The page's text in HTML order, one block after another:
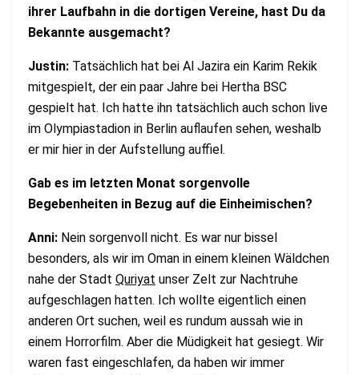
ihrer Laufbahn in die dortigen Vereine, hast Du da
Bekannte ausgemacht?
Justin: Tatsächlich hat bei Al Jazira ein Karim Rekik
mitgespielt, der ein paar Jahre bei Hertha BSC
gespielt hat. Ich hatte ihn tatsächlich auch schon live
im Olympiastadion in Berlin auflaufen sehen, weshalb
er mir hier in der Aufstellung auffiel.
Gab es im letzten Monat sorgenvolle
Begebenheiten in Bezug auf die Einheimischen?
Anni: Nein sorgenvoll nicht. Es war nur bissel
besonders, als wir im Oman in einem kleinen Wäldchen
nahe der Stadt Quriyat unser Zelt zur Nachtruhe
aufgeschlagen hatten. Ich wollte eigentlich einen
anderen Ort suchen, weil es rundum aussah wie in
einem Horrorfilm. Aber die Müdigkeit hat gesiegt. Wir
waren fast eingeschlafen, da haben wir immer